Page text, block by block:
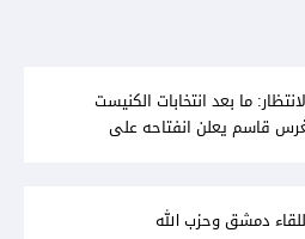
ما بعد انتخابات الكنيست
قاسم يعلن انفتاحه على
دمشق وحزب الله